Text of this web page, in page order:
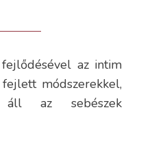
az intim
módszerekkel,
áll az sebészek